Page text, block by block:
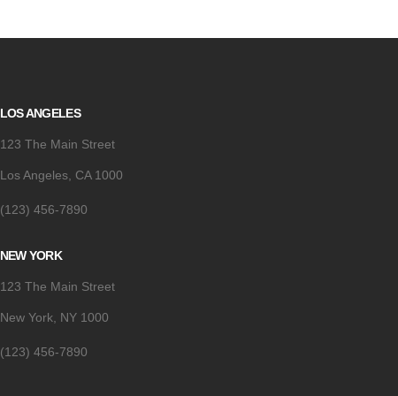
LOS ANGELES
123 The Main Street
Los Angeles, CA 1000
(123) 456-7890
NEW YORK
123 The Main Street
New York, NY 1000
(123) 456-7890